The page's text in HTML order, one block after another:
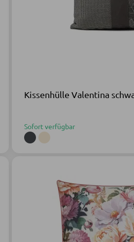
Sofort verfügbar